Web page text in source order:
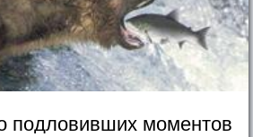
подловивших моментов